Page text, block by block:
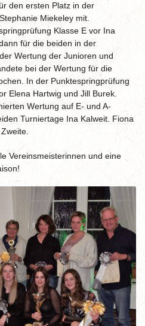
den ersten Platz in der
Miekeley mit.
Klasse E vor Ina
für die beiden in der
Wertung der Junioren und
bei der Wertung für die
In der Punktespringprüfung
Elena Hartwig und Jill Burek.
Wertung auf E- und A-
Turniertage Ina Kalweit. Fiona
Vereinsmeisterinnen und eine